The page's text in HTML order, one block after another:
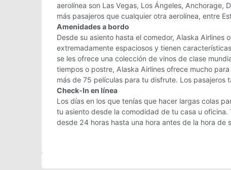
aerolínea son Las Vegas, Los Ángeles, Anchorage,
más pasajeros que cualquier otra aerolínea, entre
Amenidades a bordo
Desde su asiento hasta el comedor, Alaska
extremadamente espaciosos y tienen
se les ofrece una colección de vinos de clase
tiempos o postre, Alaska Airlines ofrece mucho
más de 75 películas para tu disfrute. Los
Check-In en línea
Los días en los que tenías que hacer largas colas
tu asiento desde la comodidad de tu casa u
desde 24 horas hasta una hora antes de la hora